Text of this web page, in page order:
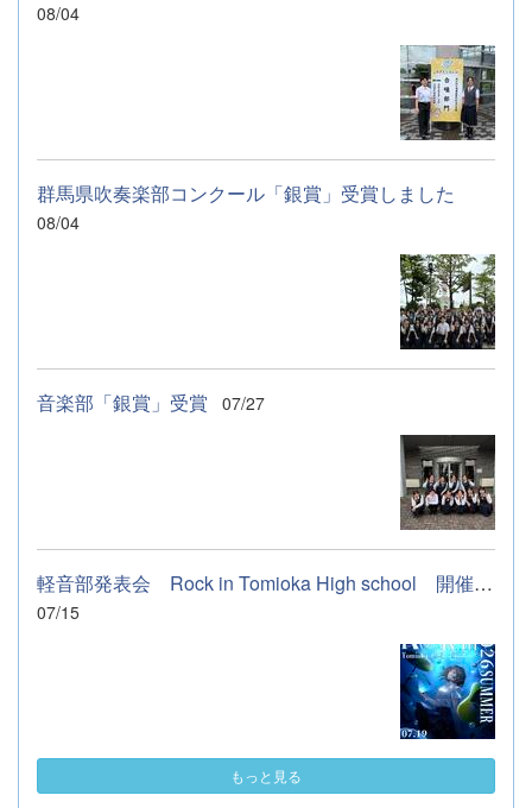
08/04
群馬県吹奏楽部コンクール「銀賞」受賞しました
08/04
音楽部「銀賞」受賞 07/27
軽音部発表会 Rock in Tomioka High school 開催します
07/15
もっと見る